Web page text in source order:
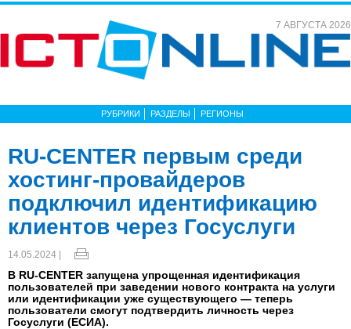
7 АВГУСТА 2026
РУБРИКИ РАЗДЕЛЫ РЕГИОНЫ
RU-CENTER первым среди
хостинг-провайдеров
подключил идентификацию
клиентов через Госуслуги
14.05.2024 |
В RU-CENTER запущена упрощенная идентификация
пользователей при заведении нового контракта на услуги
или идентификации уже существующего — теперь
пользователи смогут подтвердить личность через
Госуслуги (ЕСИА).